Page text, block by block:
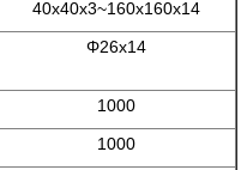
40х40х3~160х160х14
Φ26х14
1000
1000